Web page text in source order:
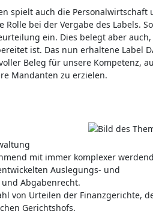
spielt auch die Personalwirtschaft
bei der Vergabe des Labels.
ein. Dies belegt aber
ist. Das nun erhaltene Label
Beleg für unsere Kompetenz,
Mandanten zu erzielen.
mit immer komplexer
Auslegungs- und
Abgabenrecht.
von Urteilen der Finanzgerichte,
Gerichtshofs.